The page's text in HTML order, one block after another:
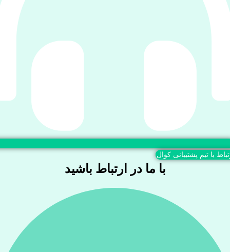
با تیم پشتیبانی کوال
با ما در ارتباط باشید